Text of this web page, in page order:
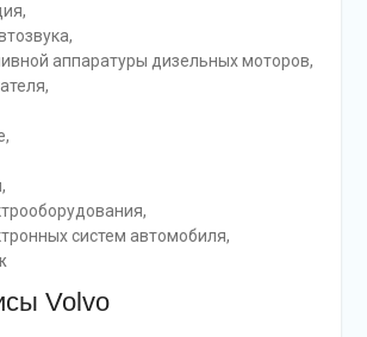
аппаратуры дизельных моторов,
систем автомобиля,
Volvo